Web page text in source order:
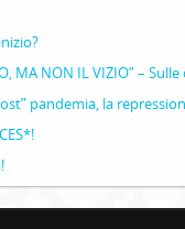
MA NON IL VIZIO” –
pandemia, la